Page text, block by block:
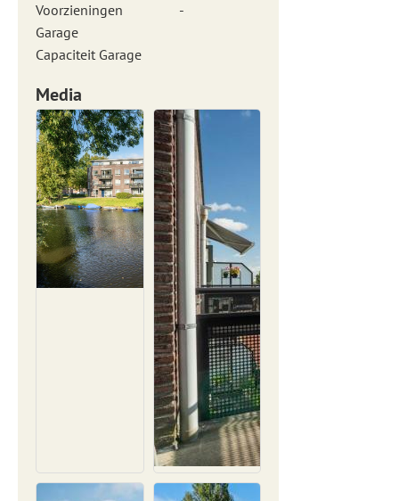
Voorzieningen
Garage
-
Capaciteit Garage
Media